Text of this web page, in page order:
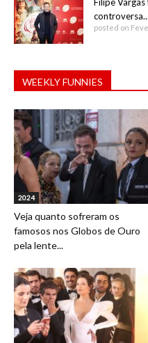
Filipe
controversa...
posted on
WEEKLY FUNNIES
2024
Veja quanto sofreram os
famosos nos Globos de Ouro
pela lente...